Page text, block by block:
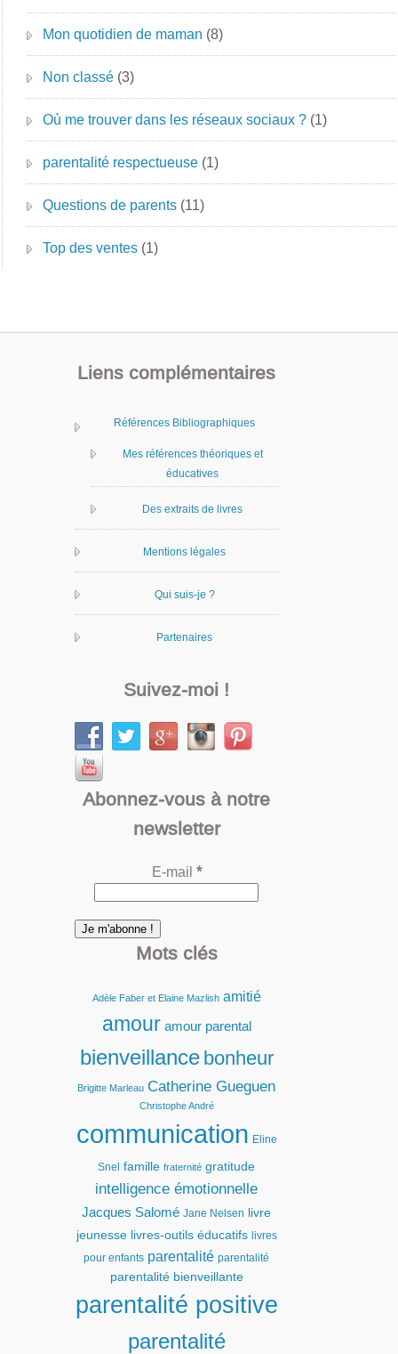
Mon quotidien de maman (8)
Non classé (3)
Où me trouver dans les réseaux sociaux ? (1)
parentalité respectueuse (1)
Questions de parents (11)
Top des ventes (1)
Liens complémentaires
Références Bibliographiques
Mes références théoriques et
éducatives
Des extraits de livres
Mentions légales
Qui suis-je ?
Partenaires
Suivez-moi !
Abonnez-vous à notre
newsletter
E-mail *
Mots clés
Adèle Faber et Elaine Mazlish amitié
amour amour parental
bienveillance bonheur
Brigitte Marleau Catherine Gueguen
Christophe André
communication Eline
Snel famille fraternité gratitude
intelligence émotionnelle
Jacques Salomé Jane Nelsen
livre
jeunesse livres-outils éducatifs livres
pour enfants parentalité parentalité
parentalité bienveillante
parentalité positive
parentalité